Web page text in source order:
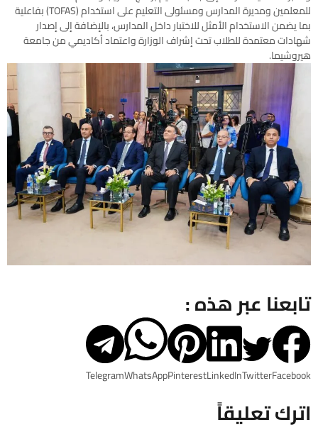
للمعلمين ومديرة المدارس ومسئولى التعليم على استخدام (TOFAS) بفاعلية
بما يضمن الاستخدام الأمثل للاختبار داخل المدارس، بالإضافة إلى إصدار
شهادات معتمدة للطلاب تحت إشراف الوزارة واعتماد أكاديمي من جامعة
هيروشيما.
تابعنا عبر هذه :
Facebook
Twitter
LinkedIn
Pinterest
WhatsApp
Telegram
اترك تعليقاً